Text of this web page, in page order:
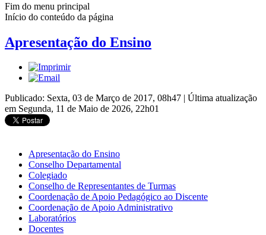
Fim do menu principal
Início do conteúdo da página
Apresentação do Ensino
Publicado: Sexta, 03 de Março de 2017, 08h47 | Última atualização
em Segunda, 11 de Maio de 2026, 22h01
Apresentação do Ensino
Conselho Departamental
Colegiado
Conselho de Representantes de Turmas
Coordenação de Apoio Pedagógico ao Discente
Coordenação de Apoio Administrativo
Laboratórios
Docentes